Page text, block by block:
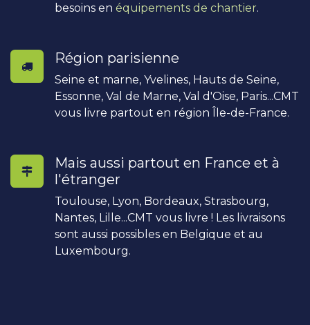
besoins en équipements de chantier.
Région parisienne
Seine et marne, Yvelines, Hauts de Seine,
Essonne, Val de Marne, Val d'Oise, Paris...CMT
vous livre partout en région Île-de-France.
Mais aussi partout en France et à
l'étranger
Toulouse, Lyon, Bordeaux, Strasbourg,
Nantes, Lille...CMT vous livre ! Les livraisons
sont aussi possibles en Belgique et au
Luxembourg.